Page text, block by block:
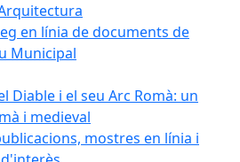
en línia de documents de
Municipal
Diable i el seu Arc Romà: un
i medieval
mostres en línia i